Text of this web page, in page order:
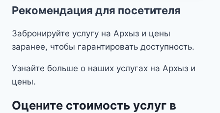
Рекомендация для посетителя
Забронируйте услугу на Архыз и цены
заранее, чтобы гарантировать доступность.
Узнайте больше о наших услугах на Архыз и
цены.
Оцените стоимость услуг в